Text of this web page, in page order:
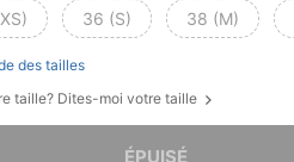
36 (S) 38 (M)
des tailles
taille? Dites-moi votre taille
ÉPUISÉ
ce produit est épuisé.